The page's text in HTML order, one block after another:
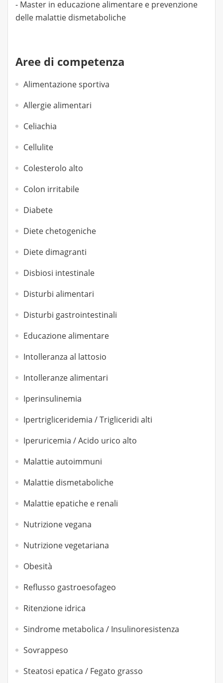
- Master in educazione alimentare e prevenzione
delle malattie dismetaboliche
Aree di competenza
Alimentazione sportiva
Allergie alimentari
Celiachia
Cellulite
Colesterolo alto
Colon irritabile
Diabete
Diete chetogeniche
Diete dimagranti
Disbiosi intestinale
Disturbi alimentari
Disturbi gastrointestinali
Educazione alimentare
Intolleranza al lattosio
Intolleranze alimentari
Iperinsulinemia
Ipertrigliceridemia / Trigliceridi alti
Iperuricemia / Acido urico alto
Malattie autoimmuni
Malattie dismetaboliche
Malattie epatiche e renali
Nutrizione vegana
Nutrizione vegetariana
Obesità
Reflusso gastroesofageo
Ritenzione idrica
Sindrome metabolica / Insulinoresistenza
Sovrappeso
Steatosi epatica / Fegato grasso